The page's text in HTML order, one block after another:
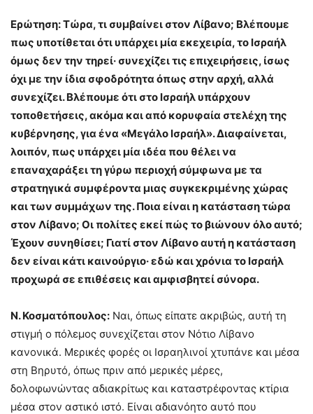
Ερώτηση: Τώρα, τι συμβαίνει στον Λίβανο; Βλέπουμε
πως υποτίθεται ότι υπάρχει μία εκεχειρία, το Ισραήλ
όμως δεν την τηρεί· συνεχίζει τις επιχειρήσεις, ίσως
όχι με την ίδια σφοδρότητα όπως στην αρχή, αλλά
συνεχίζει. Βλέπουμε ότι στο Ισραήλ υπάρχουν
τοποθετήσεις, ακόμα και από κορυφαία στελέχη της
κυβέρνησης, για ένα «Μεγάλο Ισραήλ». Διαφαίνεται,
λοιπόν, πως υπάρχει μία ιδέα που θέλει να
επαναχαράξει τη γύρω περιοχή σύμφωνα με τα
στρατηγικά συμφέροντα μιας συγκεκριμένης χώρας
και των συμμάχων της. Ποια είναι η κατάσταση τώρα
στον Λίβανο; Οι πολίτες εκεί πώς το βιώνουν όλο αυτό;
Έχουν συνηθίσει; Γιατί στον Λίβανο αυτή η κατάσταση
δεν είναι κάτι καινούργιο· εδώ και χρόνια το Ισραήλ
προχωρά σε επιθέσεις και αμφισβητεί σύνορα.
Ν. Κοσματόπουλος: Ναι, όπως είπατε ακριβώς, αυτή τη
στιγμή ο πόλεμος συνεχίζεται στον Νότιο Λίβανο
κανονικά. Μερικές φορές οι Ισραηλινοί χτυπάνε και μέσα
στη Βηρυτό, όπως πριν από μερικές μέρες,
δολοφωνώντας αδιακρίτως και καταστρέφοντας κτίρια
μέσα στον αστικό ιστό. Είναι αδιανόητο αυτό που